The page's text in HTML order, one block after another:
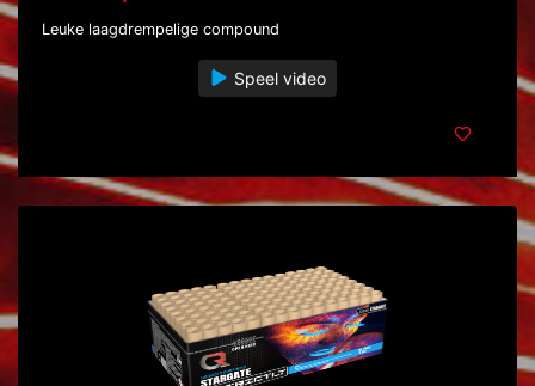
Leuke laagdrempelige compound
Speel video